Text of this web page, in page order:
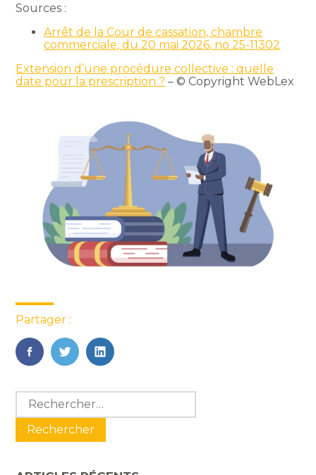
Sources :
Arrêt de la Cour de cassation, chambre
commerciale, du 20 mai 2026, no 25-11302
Extension d’une procédure collective : quelle
date pour la prescription ? – © Copyright WebLex
Partager :
FaceBook
TwitterLinkedIn
Blog
sidebar
Rechercher :